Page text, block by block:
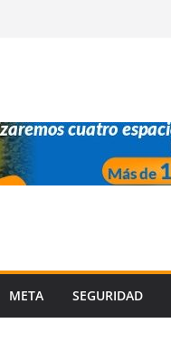
META SEGURIDAD